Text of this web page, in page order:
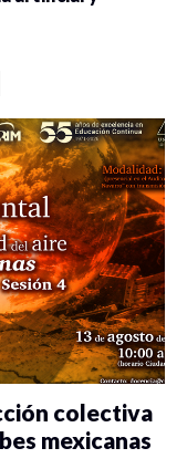
colectiva
mexicanas